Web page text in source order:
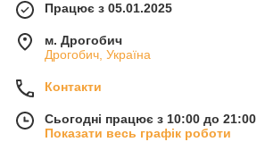
Працює з 05.01.2025
м. Дрогобич
Дрогобич, Україна
Контакти
Сьогодні працює з 10:00 до 21:00
Показати весь графік роботи